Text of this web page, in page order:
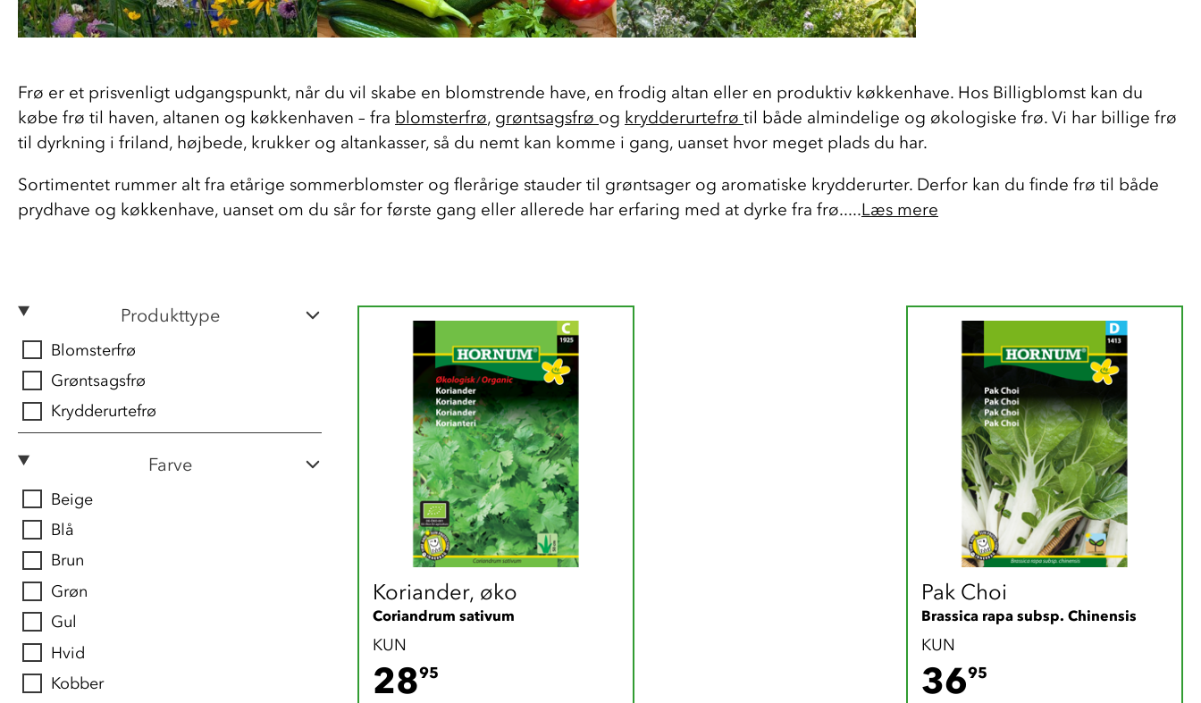
Frø er et prisvenligt udgangspunkt, når du vil skabe en blomstrende have, en frodig altan eller en produktiv køkkenhave. Hos Billigblomst kan du
købe frø til haven, altanen og køkkenhaven – fra blomsterfrø, grøntsagsfrø og krydderurtefrø til både almindelige og økologiske frø. Vi har billige frø
til dyrkning i friland, højbede, krukker og altankasser, så du nemt kan komme i gang, uanset hvor meget plads du har.
Sortimentet rummer alt fra etårige sommerblomster og flerårige stauder til grøntsager og aromatiske krydderurter. Derfor kan du finde frø til både
prydhave og køkkenhave, uanset om du sår for første gang eller allerede har erfaring med at dyrke fra frø.....Læs mere
Produkttype
Blomsterfrø
Grøntsagsfrø
Krydderurtefrø
Farve
Beige
Blå
Brun
Grøn
Gul
Hvid
Kobber
Koriander, øko
Coriandrum sativum
KUN
2895
Pak Choi
Brassica rapa subsp. Chinensis
KUN
3695